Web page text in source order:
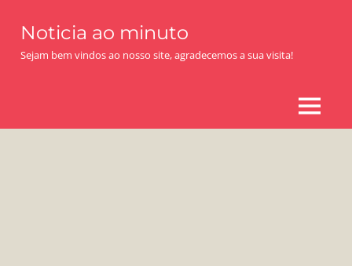
content
Noticia ao minuto
Sejam bem vindos ao nosso site, agradecemos a sua visita!
MENU